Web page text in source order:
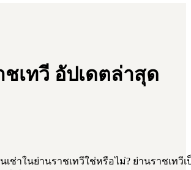
เทวี อัปเดตล่าสุด
ช่าในย่านราชเทวีใช่หรือไม่? ย่านราชเทวีเ